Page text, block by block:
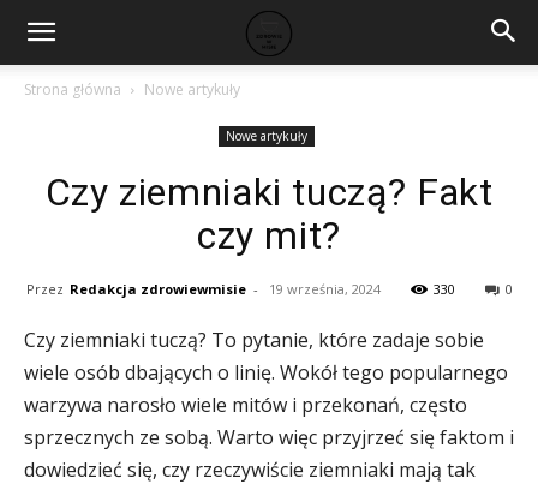
Strona główna Nowe artykuły
Nowe artykuły
Czy ziemniaki tuczą? Fakt
czy mit?
Przez Redakcja zdrowiewmisie - 19 września, 2024 330 0
Czy ziemniaki tuczą? To pytanie, które zadaje sobie
wiele osób dbających o linię. Wokół tego popularnego
warzywa narosło wiele mitów i przekonań, często
sprzecznych ze sobą. Warto więc przyjrzeć się faktom i
dowiedzieć się, czy rzeczywiście ziemniaki mają tak